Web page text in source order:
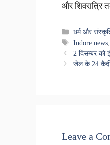
और शिवरात्रि
Categories
धर्म और
Tags
Indore news
2 दिसम्बर को
जेल के 24 कैदी
Leave a